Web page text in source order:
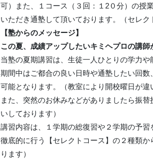
可）また、１コース（３回：１2０分）の授
いただき通塾して頂いております。（セレク
【塾からのメッセージ】
この夏、成績アップしたいキミヘプロの講師
当塾の夏期講習は、生徒一人ひとりの学力
期間中はご都合の良い日時や通塾したい回
可能となります。（教室により開校曜日が違
また、突然のお休みなどがありましたら振
いしております）
講習内容は、１学期の総復習や２学期の予
徹底的に行う【セレクトコース】の２種類
ります）